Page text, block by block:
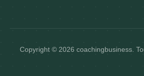
Copyright © 2026 coachingbusiness.